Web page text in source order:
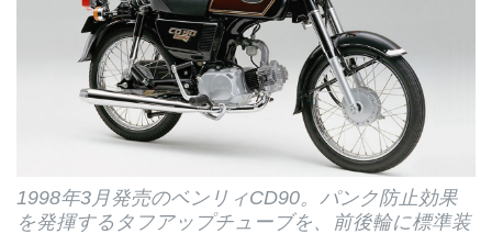
1998年3月発売のベンリィCD90。パンク防止効果
を発揮するタフアップチューブを、前後輪に標準装